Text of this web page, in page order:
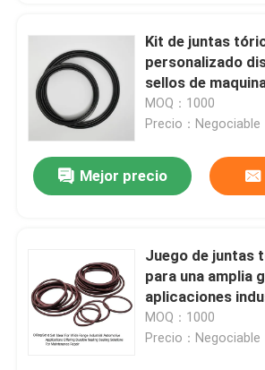
Inicio
Videos
Kit de juntas
personalizado
sellos de
que garantiza un
prueba de fugas y
MOQ：1000
Precio：Negociable
Mejor precio
Juego de juntas
para una amplia
aplicaciones
automotrices,
soluciones de
MOQ：1000
Precio：Negociable